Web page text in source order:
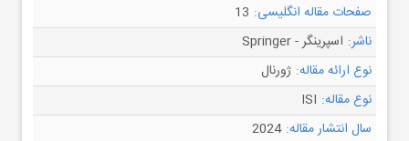
صفحات مقاله انگلیسی: 13
ناشر: اسپرینگر - Springer
نوع ارائه مقاله: ژورنال
نوع مقاله: ISI
سال انتشار مقاله: 2024